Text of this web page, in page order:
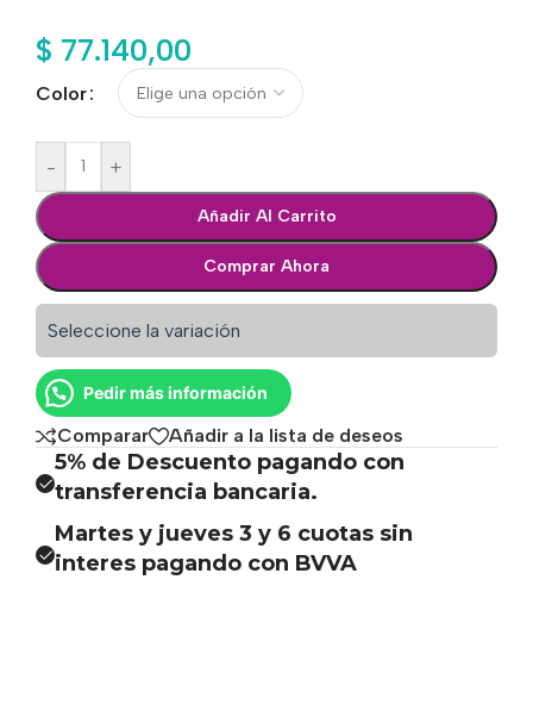
$ 77.140,00
Color
- +
Añadir Al Carrito
Comprar Ahora
Seleccione la variación
Pedir más información
Comparar Añadir a la lista de deseos
5% de Descuento pagando con
transferencia bancaria.
Martes y jueves 3 y 6 cuotas sin
interes pagando con BVVA